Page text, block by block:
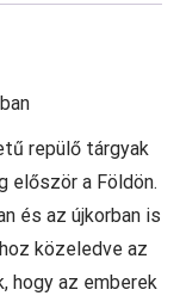
repülő tárgyak
először a Földön.
és az újkorban is
közeledve az
hogy az emberek